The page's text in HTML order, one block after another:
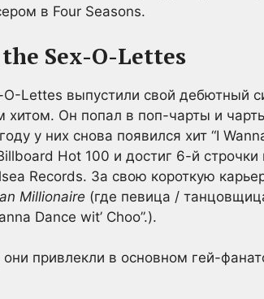
в Four Seasons.
Sex-O-Lettes
Lettes выпустили свой дебютный
Он попал в поп-чарты и
у них снова появился хит “I
Hot 100 и достиг 6-й
Records. За свою короткую
Millionaire (где певица /
Dance wit’ Choo”.).
привлекли в основном гей-